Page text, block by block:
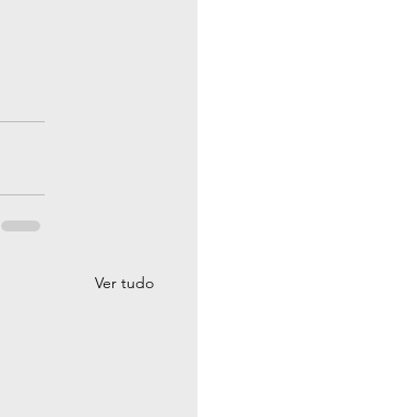
Ver tudo